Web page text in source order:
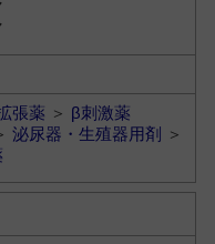
張薬 ＞ β刺激薬
泌尿器・生殖器用剤
＞